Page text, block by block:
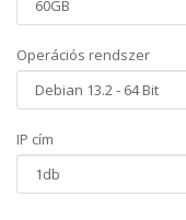
Operációs rendszer
IP cím